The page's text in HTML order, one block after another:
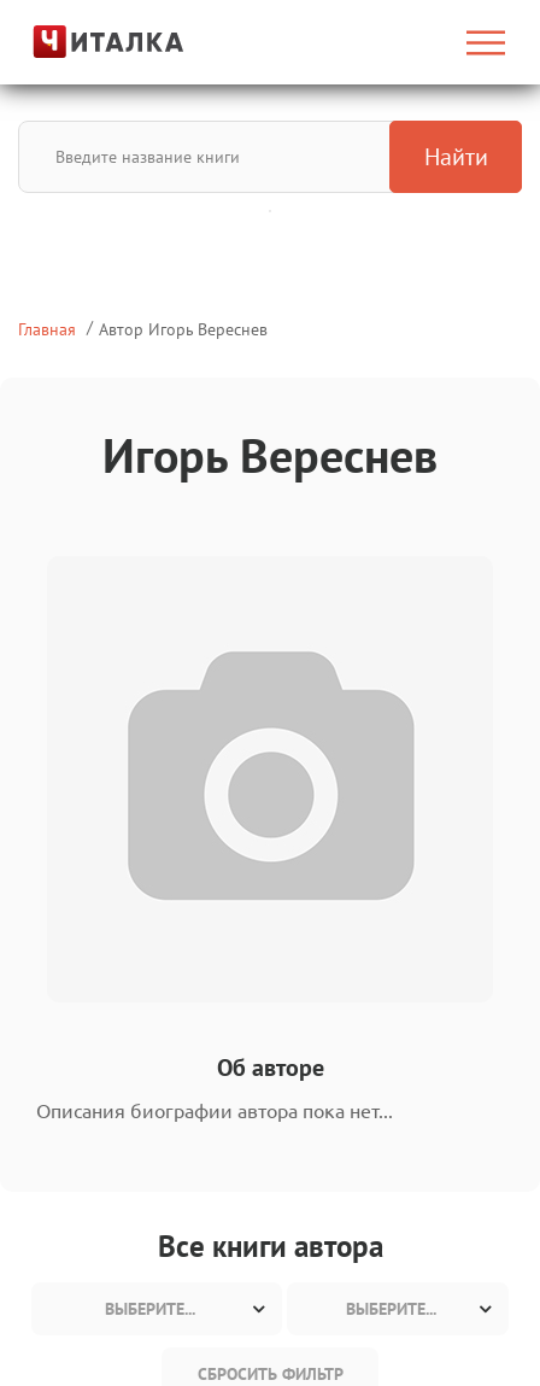
Найти
Главная Автор Игорь Вереснев
Игорь Вереснев
Об авторе
Описания биографии автора пока нет...
Все книги автора
ВЫБЕРИТЕ... ВЫБЕРИТЕ...
СБРОСИТЬ ФИЛЬТР